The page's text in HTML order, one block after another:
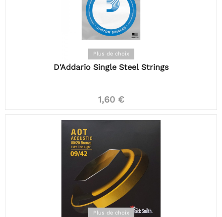
Plus de choix
D'Addario Single Steel Strings
1,60 €
Plus de choix